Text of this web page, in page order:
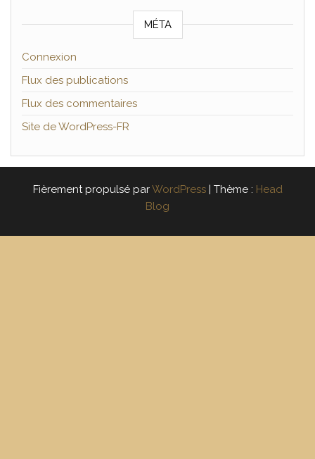
MÉTA
Connexion
Flux des publications
Flux des commentaires
Site de WordPress-FR
Fièrement propulsé parWordPress Thème : Head
Blog